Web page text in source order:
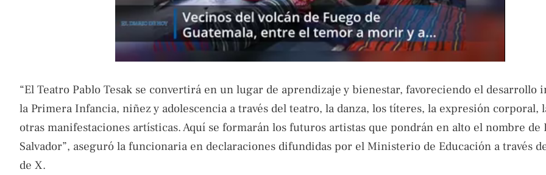
“El Teatro Pablo Tesak se convertirá en un lugar de aprendizaje y bienestar, favoreciendo el desarrollo
la Primera Infancia, niñez y adolescencia a través del teatro, la danza, los títeres, la expresión corporal,
otras manifestaciones artísticas. Aquí se formarán los futuros artistas que pondrán en alto el nombre de
Salvador”, aseguró la funcionaria en declaraciones difundidas por el Ministerio de Educación a través
de X.